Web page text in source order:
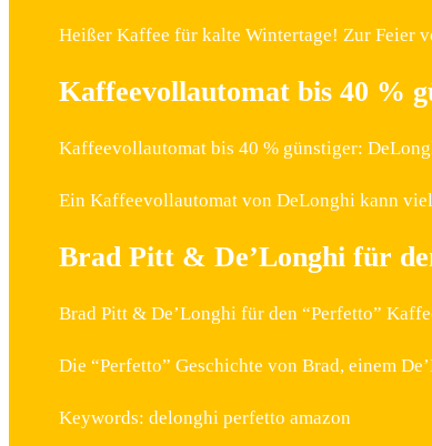
Heißer Kaffee für kalte Wintertage! Zur Feier
Kaffeevollautomat bis 40 %
Kaffeevollautomat bis 40 % günstiger:
Ein Kaffeevollautomat von DeLonghi kann
Brad Pitt & De’Longhi für
Brad Pitt & De’Longhi für den “Perfetto”
Die “Perfetto” Geschichte von Brad, einem
Keywords: delonghi perfetto amazon